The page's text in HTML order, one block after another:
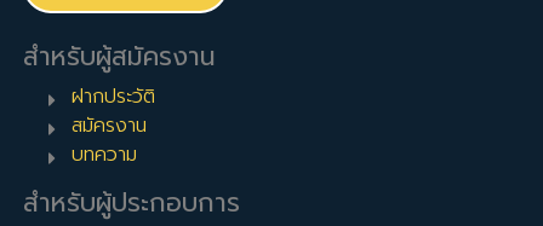
สำหรับผู้สมัครงาน
ฝากประวัติ
สมัครงาน
บทความ
สำหรับผู้ประกอบการ